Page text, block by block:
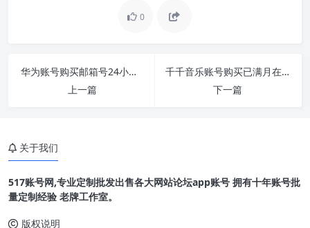
0
华为账号购买邮箱号24小时在线自助交易出售批发
上一篇
千千音乐账号购买已满月在线交易出售批发直登
下一篇
关于我们
517账号网,专业定制批发出售各大网站论坛app账号 拥有十年账号批
量定制经验 老牌工作室。
版权说明